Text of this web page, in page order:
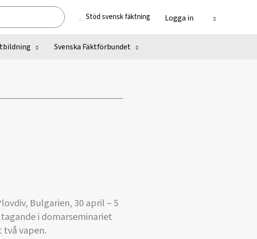
Stöd svensk fäktning Logga in
Svenska Fäktförbundet
Bulgarien, 30 april – 5
i domarseminariet
två vapen.